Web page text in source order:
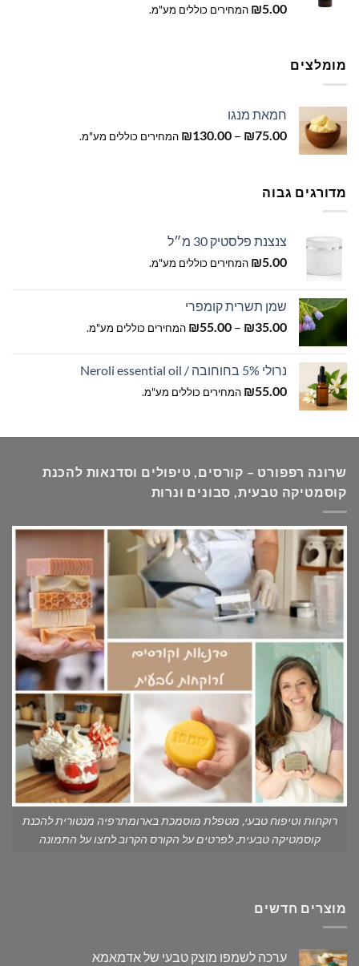
₪5.00 המחירים כוללים מע"מ.
מומלצים
חמאת מנגו
₪75.00
–
₪130.00
טווח
המחירים כוללים מע"מ.
מדורגים גבוה
צנצנת פלסטיק 30 מ״ל
₪5.00 המחירים כוללים מע"מ.
שמן תשרית קומפרי
₪35.00
–
₪55.00
טווח
עד
המחירים כוללים מע"מ.
נרולי 5% בחוחובה / Neroli essential oil
₪55.00 המחירים כוללים מע"מ.
שרונה רפפורט – קורסים, טיפולים וסדנאות להכנת
קוסמטיקה טבעית, סבונים ונרות
רוקחות וטיפוח טבעי, מטפלת מוסמכת בארומתרפיה מנטורית להכנת
קוסמטיקה טבעית, לפרטים על הקורס הקרוב לחצו על התמונה
מוצרים חדשים
ערכה לשמפו מוצק טבעי של אדמאמא